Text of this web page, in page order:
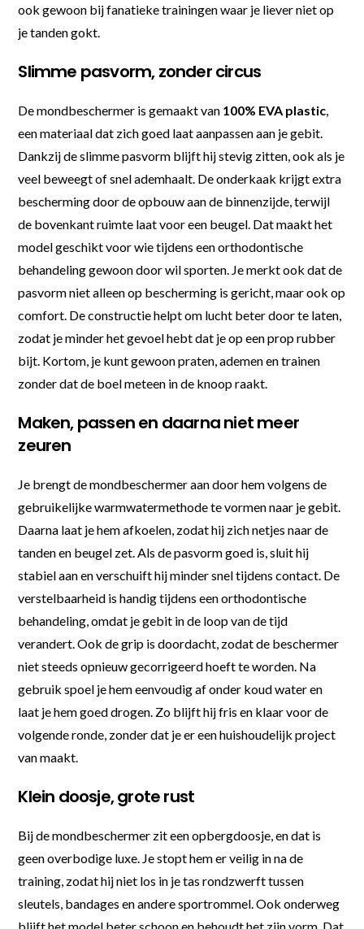
ook gewoon bij fanatieke trainingen waar je liever niet op
je tanden gokt.
Slimme pasvorm, zonder circus
De mondbeschermer is gemaakt van 100% EVA plastic,
een materiaal dat zich goed laat aanpassen aan je gebit.
Dankzij de slimme pasvorm blijft hij stevig zitten, ook als je
veel beweegt of snel ademhaalt. De onderkaak krijgt extra
bescherming door de opbouw aan de binnenzijde, terwijl
de bovenkant ruimte laat voor een beugel. Dat maakt het
model geschikt voor wie tijdens een orthodontische
behandeling gewoon door wil sporten. Je merkt ook dat de
pasvorm niet alleen op bescherming is gericht, maar ook op
comfort. De constructie helpt om lucht beter door te laten,
zodat je minder het gevoel hebt dat je op een prop rubber
bijt. Kortom, je kunt gewoon praten, ademen en trainen
zonder dat de boel meteen in de knoop raakt.
Maken, passen en daarna niet meer
zeuren
Je brengt de mondbeschermer aan door hem volgens de
gebruikelijke warmwatermethode te vormen naar je gebit.
Daarna laat je hem afkoelen, zodat hij zich netjes naar de
tanden en beugel zet. Als de pasvorm goed is, sluit hij
stabiel aan en verschuift hij minder snel tijdens contact. De
verstelbaarheid is handig tijdens een orthodontische
behandeling, omdat je gebit in de loop van de tijd
verandert. Ook de grip is doordacht, zodat de beschermer
niet steeds opnieuw gecorrigeerd hoeft te worden. Na
gebruik spoel je hem eenvoudig af onder koud water en
laat je hem goed drogen. Zo blijft hij fris en klaar voor de
volgende ronde, zonder dat je er een huishoudelijk project
van maakt.
Klein doosje, grote rust
Bij de mondbeschermer zit een opbergdoosje, en dat is
geen overbodige luxe. Je stopt hem er veilig in na de
training, zodat hij niet los in je tas rondzwerft tussen
sleutels, bandages en andere sportrommel. Ook onderweg